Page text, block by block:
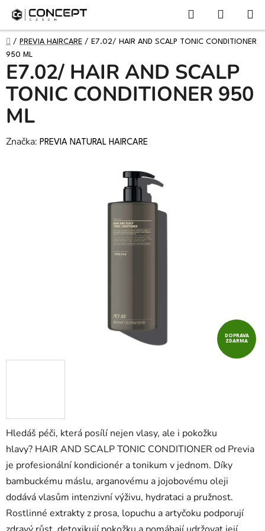
Přejít
obsah
KOŠÍK
DOMŮ
/ PREVIA HAIRCARE / E7.02/ HAIR AND SCALP TONIC CONDITIONER
950 ML
Hledáš péči, která posílí nejen vlasy, ale i pokožku
hlavy? HAIR AND SCALP TONIC CONDITIONER od Previa
je profesionální kondicionér a tonikum v jednom. Díky
bambuckému máslu, arganovému a jojobovému oleji
dodává vlasům intenzivní výživu, hydrataci a pružnost.
Rostlinné extrakty z prosa, lopuchu a artyčoku podporují
E7.02/ HAIR AND SCALP
TONIC CONDITIONER 950
ML
Značka: PREVIA NATURAL HAIRCARE
DOPRAVA
ZDARMA